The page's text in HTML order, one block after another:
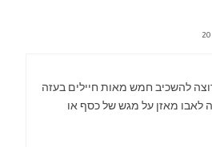
להשכיב חמש מאות חיילים בעזה
לאבו מאזן על מגש של כסף או